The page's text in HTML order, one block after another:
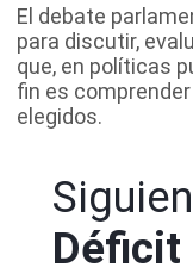
El debate
para discutir,
que, en políticas
fin es
elegidos.
Déficit